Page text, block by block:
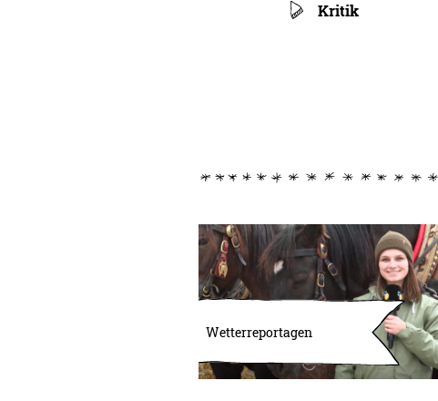
Kritik
Wetterreportagen